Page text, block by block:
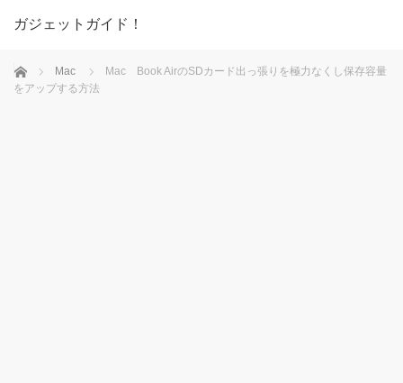
ガジェットガイド！
ホーム Mac
Mac Book AirのSDカード出っ張りを極力なくし保存容量
をアップする方法